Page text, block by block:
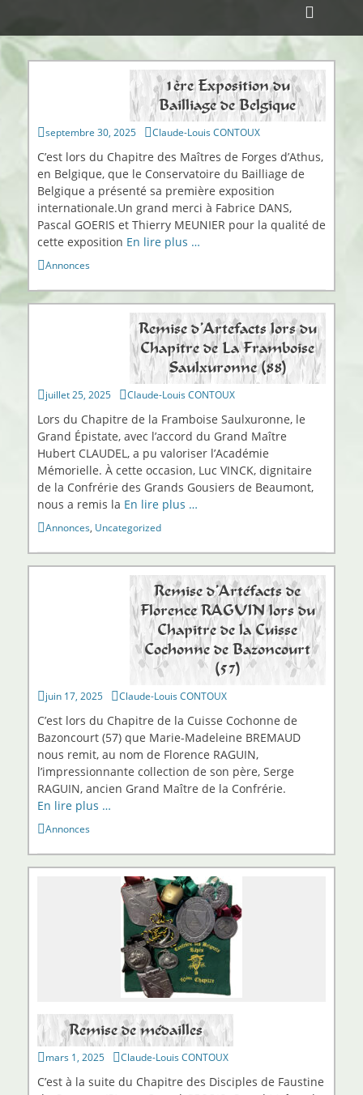
contenu
l’en-
tête
1ère Exposition du
Bailliage de Belgique
Publié
septembre 30, 2025 Auteur
Claude-Louis CONTOUX
C’est lors du Chapitre des Maîtres de Forges d’Athus,
en Belgique, que le Conservatoire du Bailliage de
Belgique a présenté sa première exposition
internationale.Un grand merci à Fabrice DANS,
Pascal GOERIS et Thierry MEUNIER pour la qualité de
cette exposition En lire plus …
Catégories
Annonces
Remise d’Artefacts lors du
Chapitre de La Framboise
Saulxuronne (88)
Publié
juillet 25, 2025 Auteur
Claude-Louis CONTOUX
Lors du Chapitre de la Framboise Saulxuronne, le
Grand Épistate, avec l’accord du Grand Maître
Hubert CLAUDEL, a pu valoriser l’Académie
Mémorielle. À cette occasion, Luc VINCK, dignitaire
de la Confrérie des Grands Gousiers de Beaumont,
nous a remis la En lire plus …
Catégories
Annonces, Uncategorized
Remise d’Artéfacts de
Florence RAGUIN lors du
Chapitre de la Cuisse
Cochonne de Bazoncourt
(57)
Publié
juin 17, 2025 Auteur
Claude-Louis CONTOUX
C’est lors du Chapitre de la Cuisse Cochonne de
Bazoncourt (57) que Marie-Madeleine BREMAUD
nous remit, au nom de Florence RAGUIN,
l’impressionnante collection de son père, Serge
RAGUIN, ancien Grand Maître de la Confrérie.
En lire plus …
Catégories
Annonces
Remise de médailles
Publié
mars 1, 2025 Auteur
Claude-Louis CONTOUX
C’est à la suite du Chapitre des Disciples de Faustine